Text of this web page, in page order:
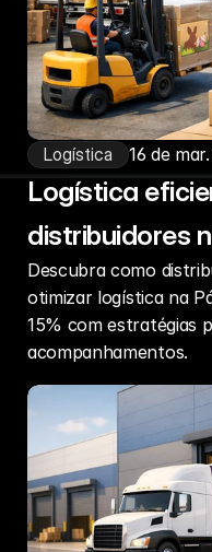
Logística 16 de
Logística
distribuidores
Descubra como
otimizar logística na
15% com estratégias
acompanhamentos.